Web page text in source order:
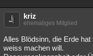
kriz
ehemaliges Mitglied
Alles Blödsinn, die Erde
weiss machen will.